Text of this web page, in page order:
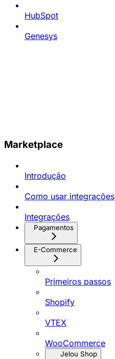
HubSpot
Genesys
Marketplace
Introdução
Como usar integrações
Integrações
Pagamentos
E-Commerce
Primeiros passos
Shopify
VTEX
WooCommerce
Jelou Shop